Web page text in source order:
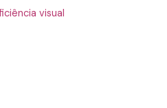
visual